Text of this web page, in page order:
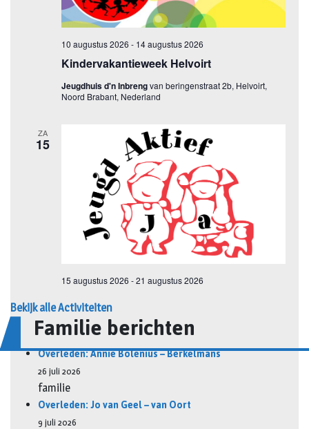
Bekijk alle Activiteiten
Familie berichten
Overleden: Annie Bolenius – Berkelmans
26 juli 2026
familie
Overleden: Jo van Geel – van Oort
9 juli 2026